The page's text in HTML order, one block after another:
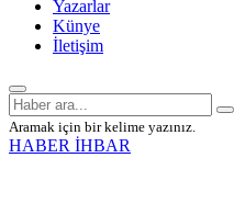
Yazarlar
Künye
İletişim
Aramak için bir kelime yazınız.
HABER İHBAR